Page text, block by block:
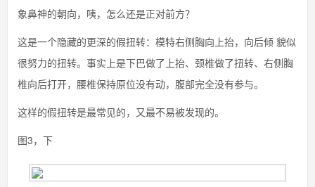
象鼻神的朝向，咦，怎么还是正对前方？
这是一个隐藏的更深的假扭转：模特右侧胸向上抬，向后倾 貌似
很努力的扭转。事实上是下巴做了上抬、颈椎做了扭转、右侧胸
椎向后打开，腰椎保持原位没有动，腹部完全没有参与。
这样的假扭转是最常见的，又最不易被发现的。
图3，下